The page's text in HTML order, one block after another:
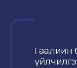
Гаалийн